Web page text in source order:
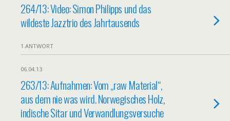
264/13: Video: Simon Philipps und das
wildeste Jazztrio des Jahrtausends
1 ANTWORT
06.04.13
263/13: Aufnahmen: Vom „raw Material“,
aus dem nie was wird. Norwegisches Holz,
indische Sitar und Verwandlungsversuche